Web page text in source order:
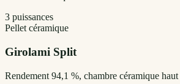
3 puissances
Pellet céramique
Girolami Split
Rendement 94,1 %, chambre céramique haut